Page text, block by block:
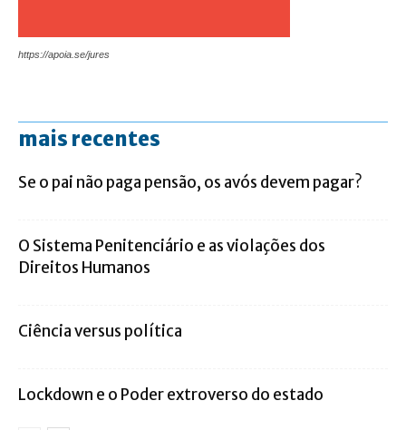
https://apoia.se/jures
mais recentes
Se o pai não paga pensão, os avós devem pagar?
O Sistema Penitenciário e as violações dos
Direitos Humanos
Ciência versus política
Lockdown e o Poder extroverso do estado